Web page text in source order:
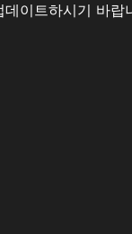
이트하시기 바랍